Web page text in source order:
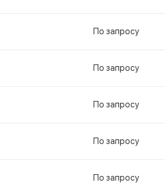
По запросу
По запросу
По запросу
По запросу
По запросу